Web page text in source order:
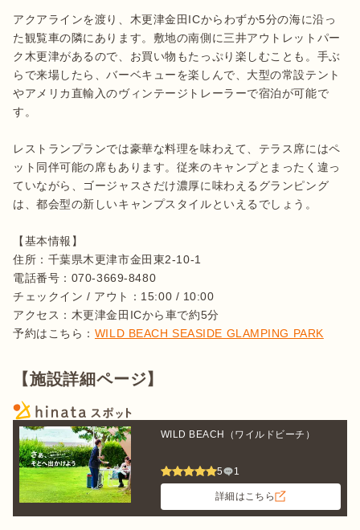
アクアラインを渡り、木更津金田ICからわずか5分の海に沿っ
た観覧車の隣にあります。敷地の南側に三井アウトレットパー
ク木更津があるので、お買い物もたっぷり楽しむことも。手ぶ
らで来場したら、バーベキューを楽しんで、大型の常設テント
やアメリカ直輸入のヴィンテージトレーラーで宿泊が可能で
す。
レストランプランでは豪華な料理を味わえて、テラス席にはペ
ット同伴可能の席もあります。従来のキャンプとまったく違っ
ていながら、ゴージャスさだけ濃厚に味わえるグランピング
は、都会型の新しいキャンプスタイルといえるでしょう。
【基本情報】
住所：千葉県木更津市金田東2-10-1
電話番号：070-3669-8480
チェックイン / アウト：15:00 / 10:00
アクセス：木更津金田ICから車で約5分
予約はこちら： WILD BEACH SEASIDE GLAMPING PARK
【施設詳細ページ】
WILD BEACH（ワイルドビーチ）
5 1
詳細はこちら